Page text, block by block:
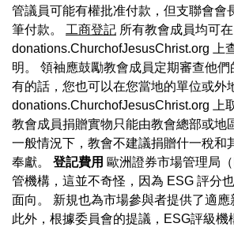
管議員可能有權批准付款，但支聯會會
筆付款。 工商登記 所有教會成員均可在
donations.ChurchofJesusChrist.org 上
明。 領袖應鼓勵教會成員定期審查他
有的話，您也可以在您當地的單位或外
donations.ChurchofJesusChrist.org 上
教會成員捐贈實物只能由教會總部或地
一般情況下，教會不建議捐贈什一稅和
奉獻。 登記費用 歐洲證券市場管理局
管機構，這並不奇怪，因為 ESG 評分
面向。 新規也為市場參與者提供了適應
此外，根據委員會的提議，ESG評級機